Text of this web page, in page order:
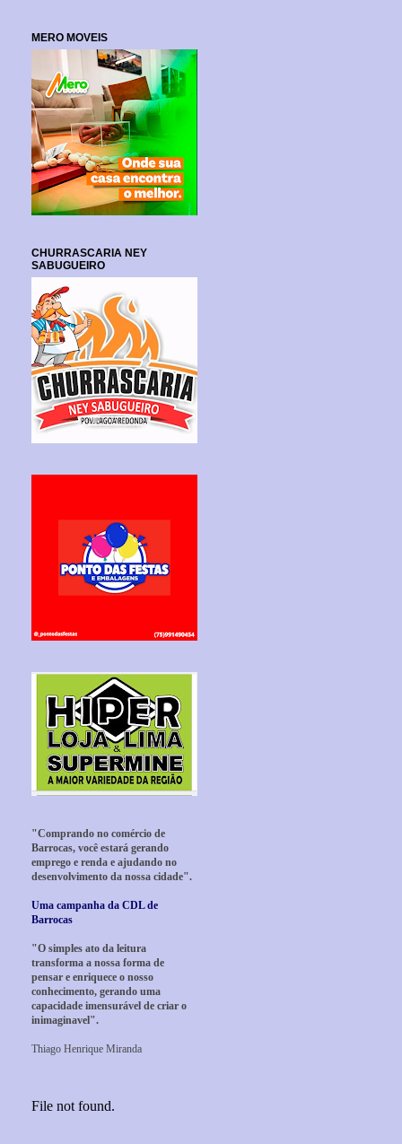
MERO MOVEIS
CHURRASCARIA NEY
SABUGUEIRO
"Comprando no comércio de
Barrocas, você estará gerando
emprego e renda e ajudando no
desenvolvimento da nossa cidade".
Uma campanha da CDL de
Barrocas
"O simples ato da leitura
transforma a nossa forma de
pensar e enriquece o nosso
conhecimento, gerando uma
capacidade imensurável de criar o
inimaginavel".
Thiago Henrique Miranda